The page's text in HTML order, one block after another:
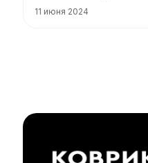
спасибо!
11 июня 2024